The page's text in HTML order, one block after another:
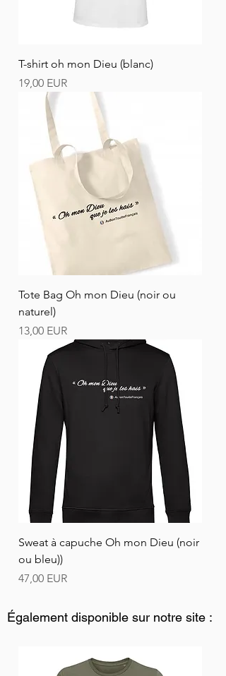
T-shirt oh mon Dieu (blanc)
Ár
19,00 EUR
Tote Bag Oh mon Dieu (noir ou
naturel)
Ár
13,00 EUR
Sweat à capuche Oh mon Dieu (noir
ou bleu))
Ár
47,00 EUR
Également disponible sur notre site :